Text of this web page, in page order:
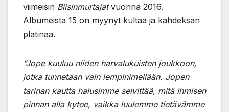
viimeisin Biisinmurtajatvuonna 2016.
Albumeista 15 on myynyt kultaa ja kahdeksan
platinaa.
”Jope kuuluu niiden harvalukuisten joukkoon,
jotka tunnetaan vain lempinimellään. Jopen
tarinan kautta halusimme selvittää, mitä ihmisen
pinnan alla kytee, vaikka luulemme tietävämme